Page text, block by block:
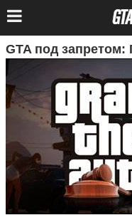
GTA под запретом: